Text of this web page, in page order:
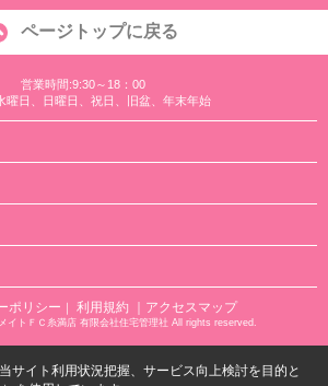
ページトップに戻る
営業時間:9:30～18：00
曜日、日曜日、祝日、旧盆、年末年始
ポリシー 利用規約 ｜アクセスマップ
イトＦＣ糸満店 有限会社住宅管理社 All rights reserved.
サイト利用状況把握、サービス向上検討を目的と